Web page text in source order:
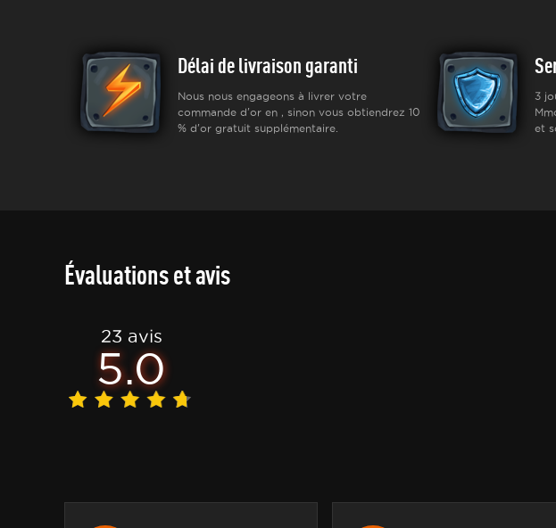
Délai de livraison garanti
Nous nous engageons à livrer votre
commande d'or en , sinon vous obtiendrez 10
% d'or gratuit supplémentaire.
3
et
Évaluations et avis
23 avis
5.0